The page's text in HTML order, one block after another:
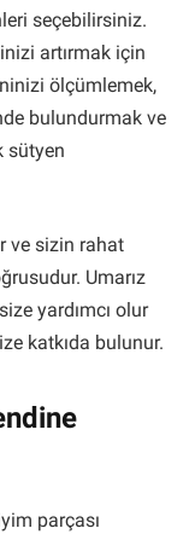
seçebilirsiniz.
artırmak için
ölçümlemek,
bulundurmak ve
sütyen
ve sizin rahat
Umarız
yardımcı olur
katkıda bulunur.
parçası